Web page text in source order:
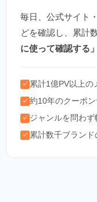
毎日、公式サイト
どを確認し、累計
に使って確認する
✓ 累計1億PV以上の
✓ 約10年のクーポ
✓ ジャンルを問わ
✓ 累計数千ブラン